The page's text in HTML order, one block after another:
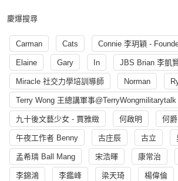
慶爆搜尋
Carman Cats Connie 李玥穎 -
Elaine Gary In JBS Brian 李凱
Miracle 社交力學培訓導師 Norman
Terry Wong 王總講軍事@TerryWongmilitarytalk
九十後文藝少女 - 賈雅緻 何啟明 何
午夜工作者 Benny 古庄辰 古立
孟希璘 Ball Mang 宋浩暉 康常治
李錦鴻 李鑑峰 梁天琦 楊偉倫